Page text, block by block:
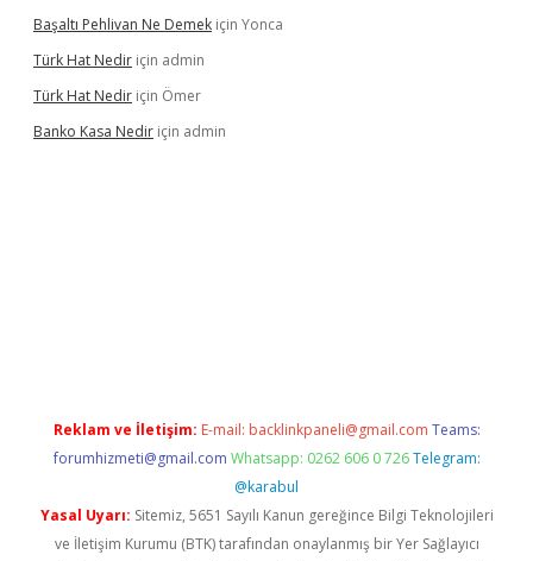
Başaltı Pehlivan Ne Demek için Yonca
Türk Hat Nedir için admin
Türk Hat Nedir için Ömer
Banko Kasa Nedir için admin
Reklam ve İletişim: E-mail: backlinkpaneli@gmail.com Teams:
forumhizmeti@gmail.com Whatsapp: 0262 606 0 726 Telegram:
@karabul
Yasal Uyarı: Sitemiz, 5651 Sayılı Kanun gereğince Bilgi Teknolojileri
ve İletişim Kurumu (BTK) tarafından onaylanmış bir Yer Sağlayıcı